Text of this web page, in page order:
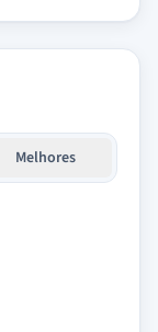
Melhores